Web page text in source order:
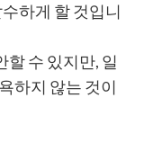
하게 할 것입니
수 있지만, 일
하지 않는 것이